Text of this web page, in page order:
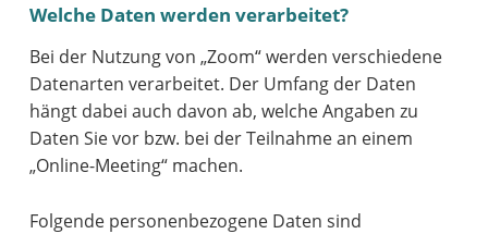
Welche Daten werden verarbeitet?
Bei der Nutzung von „Zoom“ werden verschiedene
Datenarten verarbeitet. Der Umfang der Daten
hängt dabei auch davon ab, welche Angaben zu
Daten Sie vor bzw. bei der Teilnahme an einem
„Online-Meeting“ machen.
Folgende personenbezogene Daten sind